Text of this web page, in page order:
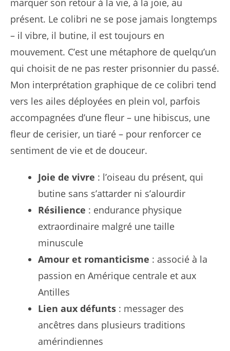
marquer son retour à la vie, à la joie, au
présent. Le colibri ne se pose jamais longtemps
– il vibre, il butine, il est toujours en
mouvement. C’est une métaphore de quelqu’un
qui choisit de ne pas rester prisonnier du passé.
Mon interprétation graphique de ce colibri tend
vers les ailes déployées en plein vol, parfois
accompagnées d’une fleur – une hibiscus, une
fleur de cerisier, un tiaré – pour renforcer ce
sentiment de vie et de douceur.
Joie de vivre : l’oiseau du présent, qui
butine sans s’attarder ni s’alourdir
Résilience : endurance physique
extraordinaire malgré une taille
minuscule
Amour et romanticisme : associé à la
passion en Amérique centrale et aux
Antilles
Lien aux défunts : messager des
ancêtres dans plusieurs traditions
amérindiennes